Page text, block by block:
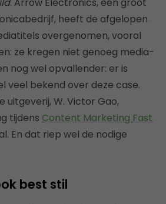
heeft de afgelopen
overgenomen, vooral
ze kregen niet genoeg media-
nog wel opvallender: er is
veel bekend over deze case.
uitgeverij, W. Victor Gao,
tijdens Content Marketing Fast
En dat riep wel de nodige
best stil